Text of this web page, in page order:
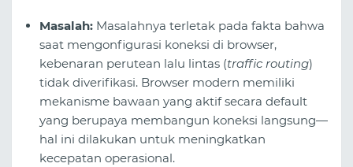
Masalah: Masalahnya terletak pada fakta bahwa
saat mengonfigurasi koneksi di browser,
kebenaran perutean lalu lintas (traffic routing)
tidak diverifikasi. Browser modern memiliki
mekanisme bawaan yang aktif secara default
yang berupaya membangun koneksi langsung—
hal ini dilakukan untuk meningkatkan
kecepatan operasional.